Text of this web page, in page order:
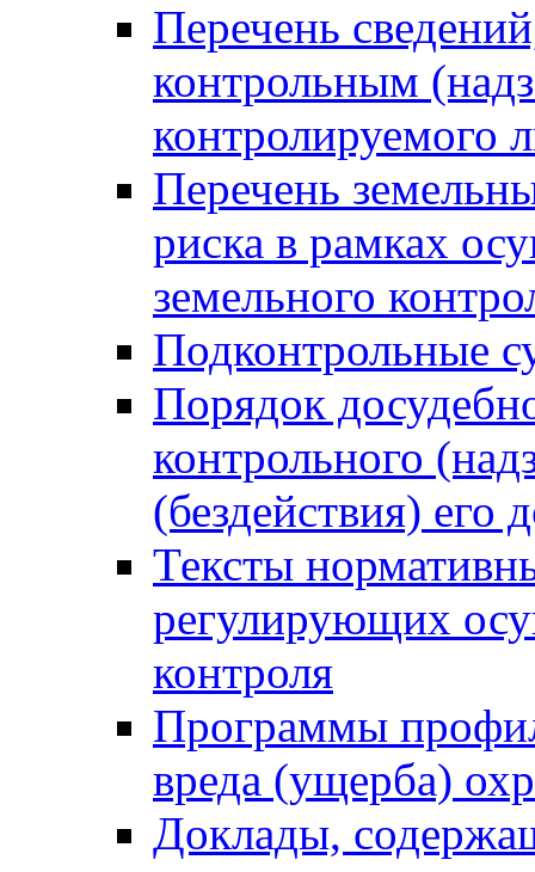
Перечень
контрольным
контролируемого
Перечень
риска в рамках
земельного
Подконтрольные
Порядок
контрольного
(бездействия)
Тексты
регулирующих
контроля
Программы
вреда (ущерба)
Доклады,